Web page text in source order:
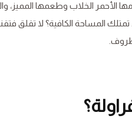
الأحمر الخلاب وطعمها
المساحة الكافية؟ لا تقلق